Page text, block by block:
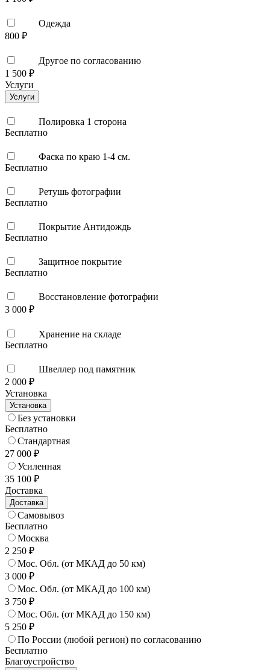
Одежда
800 ₽
Другое по согласованию
1 500 ₽
Услуги
Услуги
Полировка 1 сторона
Бесплатно
Фаска по краю 1-4 см.
Бесплатно
Ретушь фотографии
Бесплатно
Покрытие Антидождь
Бесплатно
Защитное покрытие
Бесплатно
Восстановление фотографии
3 000 ₽
Хранение на складе
Бесплатно
Швеллер под памятник
2 000 ₽
Установка
Установка
Без установки
Бесплатно
Стандартная
27 000 ₽
Усиленная
35 100 ₽
Доставка
Доставка
Самовывоз
Бесплатно
Москва
2 250 ₽
Мос. Обл. (от МКАД до 50 км)
3 000 ₽
Мос. Обл. (от МКАД до 100 км)
3 750 ₽
Мос. Обл. (от МКАД до 150 км)
5 250 ₽
По России (любой регион) по согласованию
Бесплатно
Благоустройство